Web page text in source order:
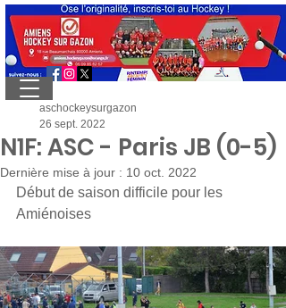
N1F: ASC - Paris JB (0-5)
aschockeysurgazon
26 sept. 2022
Dernière mise à jour : 10 oct. 2022
Début de saison difficile pour les
Amiénoises